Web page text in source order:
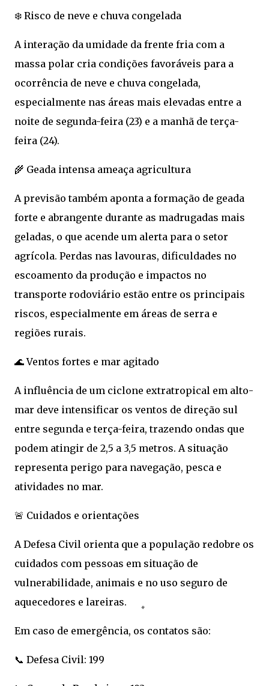
❄️ Risco de neve e chuva congelada
A interação da umidade da frente fria com a
massa polar cria condições favoráveis para a
ocorrência de neve e chuva congelada,
especialmente nas áreas mais elevadas entre a
noite de segunda-feira (23) e a manhã de terça-
feira (24).
🌾 Geada intensa ameaça agricultura
A previsão também aponta a formação de geada
forte e abrangente durante as madrugadas mais
geladas, o que acende um alerta para o setor
agrícola. Perdas nas lavouras, dificuldades no
escoamento da produção e impactos no
transporte rodoviário estão entre os principais
riscos, especialmente em áreas de serra e
regiões rurais.
🌊 Ventos fortes e mar agitado
A influência de um ciclone extratropical em alto-
mar deve intensificar os ventos de direção sul
entre segunda e terça-feira, trazendo ondas que
podem atingir de 2,5 a 3,5 metros. A situação
representa perigo para navegação, pesca e
atividades no mar.
🚨 Cuidados e orientações
A Defesa Civil orienta que a população redobre os
cuidados com pessoas em situação de
vulnerabilidade, animais e no uso seguro de
aquecedores e lareiras.
Em caso de emergência, os contatos são:
📞 Defesa Civil: 199